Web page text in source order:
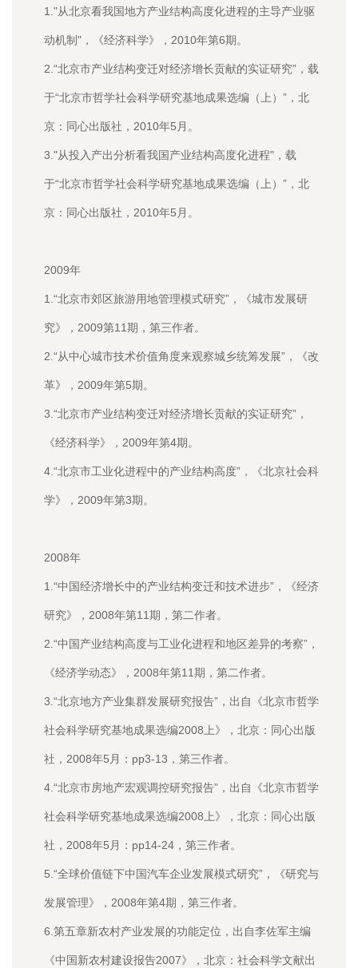
1."从北京看我国地方产业结构高度化进程的主导产业驱
动机制"，《经济科学》，2010年第6期。
2.“北京市产业结构变迁对经济增长贡献的实证研究”，载
于“北京市哲学社会科学研究基地成果选编（上）”，北
京：同心出版社，2010年5月。
3."从投入产出分析看我国产业结构高度化进程"，载
于“北京市哲学社会科学研究基地成果选编（上）”，北
京：同心出版社，2010年5月。
2009年
1.“北京市郊区旅游用地管理模式研究”，《城市发展研
究》，2009第11期，第三作者。
2.“从中心城市技术价值角度来观察城乡统筹发展”，《改
革》，2009年第5期。
3.“北京市产业结构变迁对经济增长贡献的实证研究”，
《经济科学》，2009年第4期。
4.“北京市工业化进程中的产业结构高度”，《北京社会科
学》，2009年第3期。
2008年
1.“中国经济增长中的产业结构变迁和技术进步”，《经济
研究》，2008年第11期，第二作者。
2.“中国产业结构高度与工业化进程和地区差异的考察”，
《经济学动态》，2008年第11期，第二作者。
3.“北京地方产业集群发展研究报告”，出自《北京市哲学
社会科学研究基地成果选编2008上》，北京：同心出版
社，2008年5月：pp3-13，第三作者。
4.“北京市房地产宏观调控研究报告”，出自《北京市哲学
社会科学研究基地成果选编2008上》，北京：同心出版
社，2008年5月：pp14-24，第三作者。
5.“全球价值链下中国汽车企业发展模式研究”，《研究与
发展管理》，2008年第4期，第三作者。
6.第五章新农村产业发展的功能定位，出自李佐军主编
《中国新农村建设报告2007》，北京：社会科学文献出